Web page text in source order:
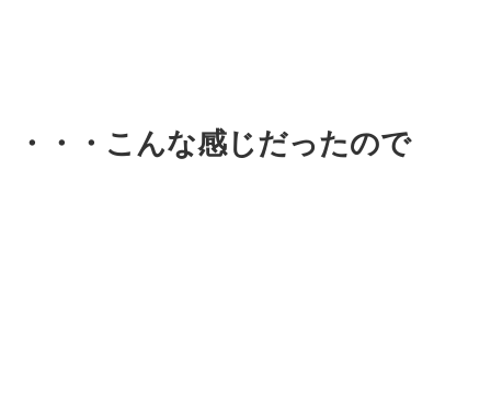
・・・こんな感じだったので